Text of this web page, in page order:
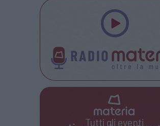
Tutti gli eventi